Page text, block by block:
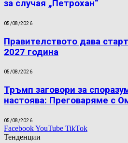
за случая „Петрохан“
05/08/2026
Правителството дава
2027 година
05/08/2026
Тръмп заговори за
настоява: Преговаряме с
05/08/2026
FacebookYouTube TikTok
Тенденции